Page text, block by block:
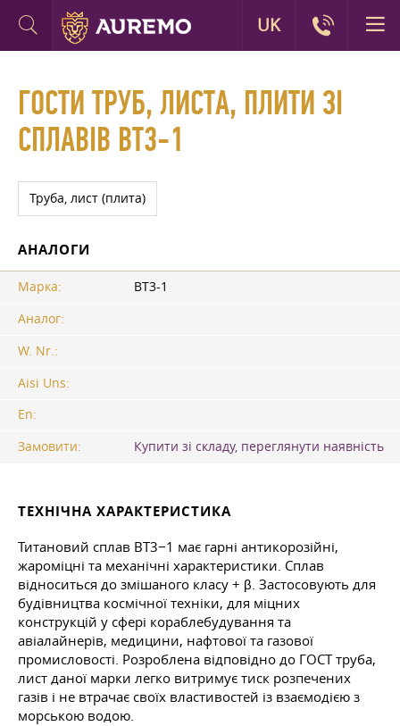
ГОСТИ ТРУБ, ЛИСТА, ПЛИТИ ЗІ
СПЛАВІВ ВТ3-1
Труба, лист (плита)
АНАЛОГИ
Марка:
ВТ3-1
Аналог:
W. Nr.:
Aisi Uns:
En:
Замовити:
Купити зі складу, переглянути наявність
ТЕХНІЧНА ХАРАКТЕРИСТИКА
Титановий сплав ВТ3−1 має гарні антикорозійні,
жароміцні та механічні характеристики. Сплав
відноситься до змішаного класу + β. Застосовують для
будівництва космічної техніки, для міцних
конструкцій у сфері кораблебудування та
авіалайнерів, медицини, нафтової та газової
промисловості. Розроблена відповідно до ГОСТ труба,
лист даної марки легко витримує тиск розпечених
газів і не втрачає своїх властивостей із взаємодією з
морською водою.
UK